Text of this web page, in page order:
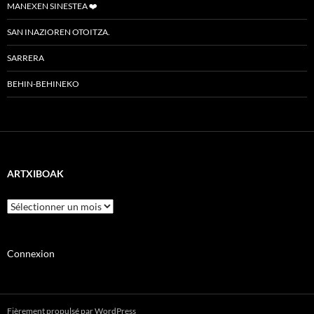
MANEXEN SINESTEA ❤️
SAN INAZIOREN OTOITZA.
SARRERA
BEHIN-BEHINEKO
ARTXIBOAK
Artxiboak
Connexion
Fièrement propulsé par WordPress